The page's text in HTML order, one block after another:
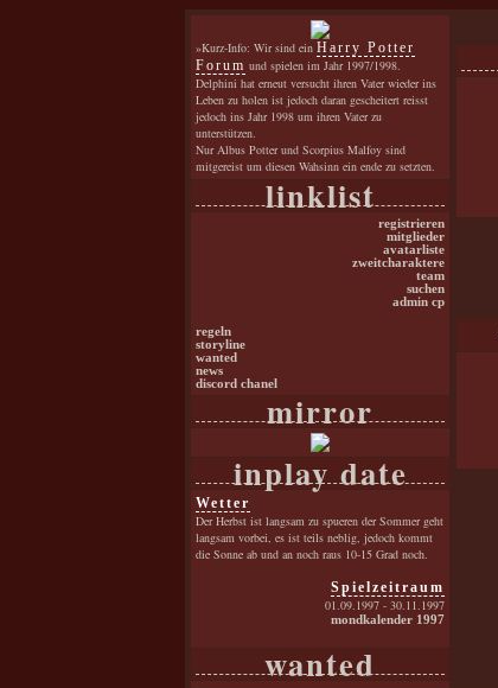
»Kurz-Info: Wir sind ein Harry Potter
Forum und spielen im Jahr 1997/1998.
Delphini hat erneut versucht ihren Vater wieder ins
Leben zu holen ist jedoch daran gescheitert reisst
jedoch ins Jahr 1998 um ihren Vater zu
unterstützen.
Nur Albus Potter und Scorpius Malfoy sind
mitgereist um diesen Wahsinn ein ende zu setzten.
linklist
registrieren
mitglieder
avatarliste
zweitcharaktere
team
suchen
admin cp
regeln
storyline
wanted
news
discord chanel
mirror
inplay date
Wetter
Der Herbst ist langsam zu spueren der Sommer geht
langsam vorbei, es ist teils neblig, jedoch kommt
die Sonne ab und an noch raus 10-15 Grad noch.
Spielzeitraum
01.09.1997 - 30.11.1997
mondkalender 1997
wanted